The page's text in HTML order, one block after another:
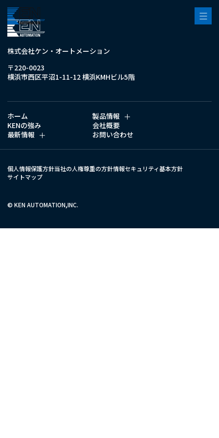
株式会社ケン・オートメーション
〒220-0023
横浜市西区平沼1-11-12 横浜KMHビル5階
ホーム
製品情報
製品情報トップ
用途から探す
KENの強み
会社概要
最新情報
最新情報トップ
展示会情報
お問い合わせ
個人情報保護方針当社の人権尊重の方針情報セキュリティ基本方針
サイトマップ
© KEN AUTOMATION,INC.